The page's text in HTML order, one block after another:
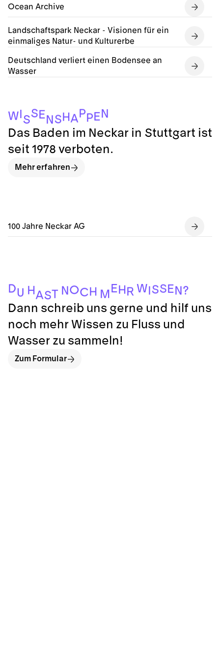
Ocean Archive
Landschaftspark Neckar - Visionen für ein
einmaliges Natur- und Kulturerbe
Deutschland verliert einen Bodensee an
Wasser
100 Jahre Neckar AG
W SSEN S H APP E N
Das Baden im Neckar in Stuttgart ist
seit 1978 verboten.
Mehr erfahren
DU H AST N OC H M EH R W SS E N ?
Dann schreib uns gerne und hilf uns
noch mehr Wissen zu Fluss und
Wasser zu sammeln!
Zum Formular